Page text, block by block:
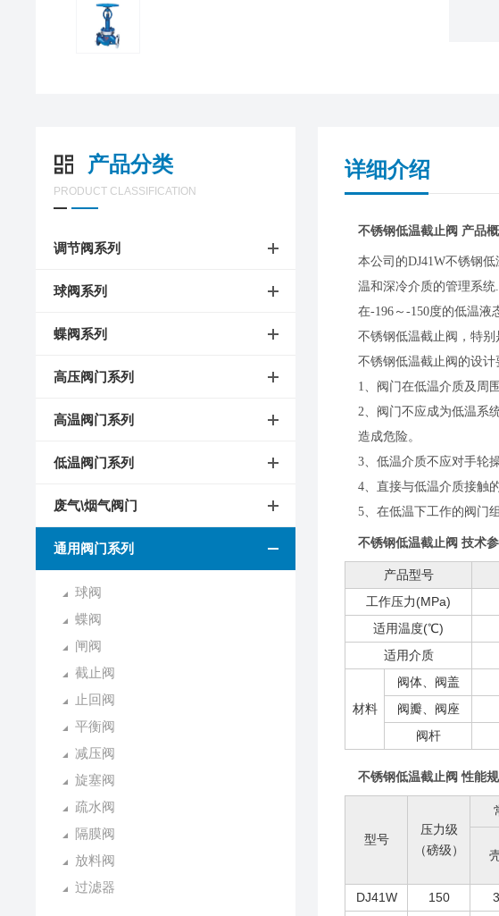
产品分类
PRODUCT CLASSIFICATION
调节阀系列
球阀系列
蝶阀系列
高压阀门系列
高温阀门系列
低温阀门系列
废气\烟气阀门
通用阀门系列
球阀
蝶阀
闸阀
截止阀
止回阀
平衡阀
减压阀
旋塞阀
疏水阀
隔膜阀
放料阀
过滤器
详细介绍
不锈钢低温截止阀 产品
本公司的DJ41W不锈钢
温和深冷介质的管理系
在-196～-150度的低温液
不锈钢低温截止阀，特
不锈钢低温截止阀的设计
1、阀门在低温介质及周
2、阀门不应成为低温系
造成危险。
3、低温介质不应对手轮
4、直接与低温介质接触
5、在低温下工作的阀门
不锈钢低温截止阀 技术
产品型号
工作压力(MPa)
适用温度(℃)
适用介质
材料
阀体、阀盖
阀瓣、阀座
阀杆
不锈钢低温截止阀 性能
型号
压力级
（磅级）
DJ41W 150